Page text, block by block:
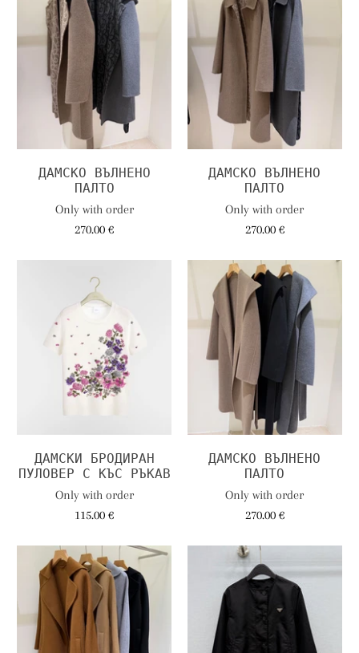
ДАМСКО ВЪЛНЕНО
ПАЛТО
Only with order
270.00 €
ДАМСКО ВЪЛНЕНО
ПАЛТО
Only with order
270.00 €
ДАМСКИ БРОДИРАН
ПУЛОВЕР С КЪС РЪКАВ
Only with order
115.00 €
ДАМСКО ВЪЛНЕНО
ПАЛТО
Only with order
270.00 €